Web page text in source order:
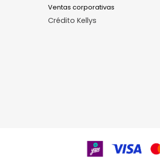
Ventas corporativas
Crédito Kellys